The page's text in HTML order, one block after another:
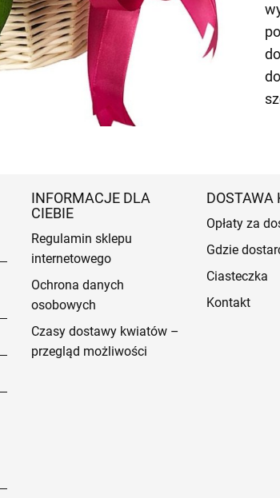
INFORMACJE DLA
CIEBIE
Regulamin sklepu
internetowego
Ochrona danych
osobowych
Czasy dostawy kwiatów –
przegląd możliwości
DOSTAWA
Opłaty za
Gdzie
Ciasteczka
Kontakt